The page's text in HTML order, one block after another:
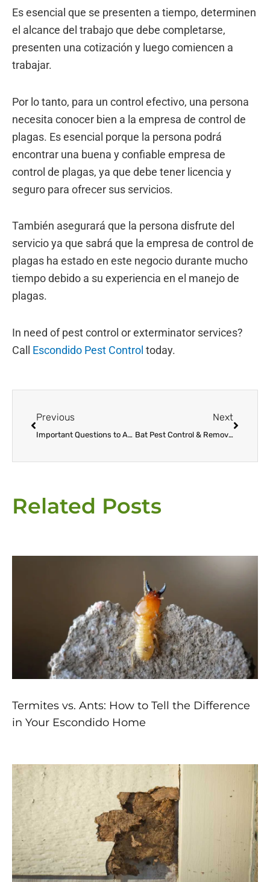
Es esencial que se presenten a tiempo, determinen
el alcance del trabajo que debe completarse,
presenten una cotización y luego comiencen a
trabajar.
Por lo tanto, para un control efectivo, una persona
necesita conocer bien a la empresa de control de
plagas. Es esencial porque la persona podrá
encontrar una buena y confiable empresa de
control de plagas, ya que debe tener licencia y
seguro para ofrecer sus servicios.
También asegurará que la persona disfrute del
servicio ya que sabrá que la empresa de control de
plagas ha estado en este negocio durante mucho
tiempo debido a su experiencia en el manejo de
plagas.
In need of pest control or exterminator services?
Call Escondido Pest Control today.
Previous
Important Questions to Ask a Pest Control Company in California
Next
Bat Pest Control & Removal
Related Posts
Termites vs. Ants: How to Tell the Difference
in Your Escondido Home